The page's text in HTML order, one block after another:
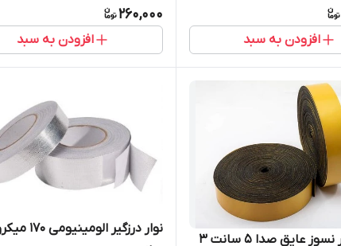
افزودن به سبد
260,000
افزودن به سبد
نوار درزگیر نسوز عایق صدا 5 سانت 3